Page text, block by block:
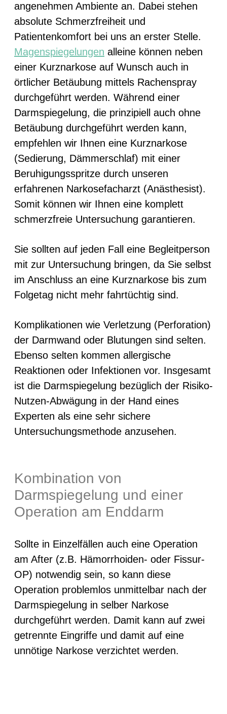
angenehmen Ambiente an. Dabei stehen
absolute Schmerzfreiheit und
Patientenkomfort bei uns an erster Stelle.
Magenspiegelungen alleine können neben
einer Kurznarkose auf Wunsch auch in
örtlicher Betäubung mittels Rachenspray
durchgeführt werden. Während einer
Darmspiegelung, die prinzipiell auch ohne
Betäubung durchgeführt werden kann,
empfehlen wir Ihnen eine Kurznarkose
(Sedierung, Dämmerschlaf) mit einer
Beruhigungsspritze durch unseren
erfahrenen Narkosefacharzt (Anästhesist).
Somit können wir Ihnen eine komplett
schmerzfreie Untersuchung garantieren.
Sie sollten auf jeden Fall eine Begleitperson
mit zur Untersuchung bringen, da Sie selbst
im Anschluss an eine Kurznarkose bis zum
Folgetag nicht mehr fahrtüchtig sind.
Komplikationen wie Verletzung (Perforation)
der Darmwand oder Blutungen sind selten.
Ebenso selten kommen allergische
Reaktionen oder Infektionen vor. Insgesamt
ist die Darmspiegelung bezüglich der Risiko-
Nutzen-Abwägung in der Hand eines
Experten als eine sehr sichere
Untersuchungsmethode anzusehen.
Kombination von
Darmspiegelung und einer
Operation am Enddarm
Sollte in Einzelfällen auch eine Operation
am After (z.B. Hämorrhoiden- oder Fissur-
OP) notwendig sein, so kann diese
Operation problemlos unmittelbar nach der
Darmspiegelung in selber Narkose
durchgeführt werden. Damit kann auf zwei
getrennte Eingriffe und damit auf eine
unnötige Narkose verzichtet werden.